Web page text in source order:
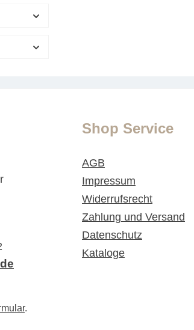
.
Shop Service
AGB
Impressum
Widerrufsrecht
Zahlung und Versand
Datenschutz
Kataloge